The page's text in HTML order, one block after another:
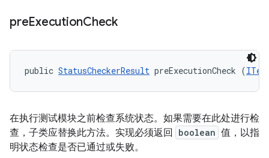
preExecutionCheck
public StatusCheckerResult preExecutionCheck (
在执行测试模块之前检查系统状态。如果需要在此处进行检
查，子类应替换此方法。实现必须返回
boolean 值，以指
明状态检查是否已通过或失败。